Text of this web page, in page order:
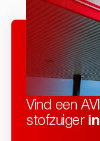
Vind een
stofzuiger